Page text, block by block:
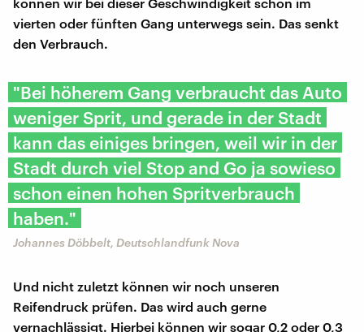
vierten oder fünften Gang unterwegs sein. Das senkt
den Verbrauch.
"Bei höherem Gang verbraucht das Auto
weniger Sprit, und gerade in der Stadt
kann das einiges bringen, weil wir in der
Stadt durch viel Stop and Go ja sowieso
schon einen hohen Spritverbrauch
haben."
Johannes Döbbelt, Deutschlandfunk Nova
Und nicht zuletzt können wir noch unseren
Reifendruck prüfen. Das wird auch gerne
vernachlässigt. Hierbei können wir sogar 0,2 oder 0,3